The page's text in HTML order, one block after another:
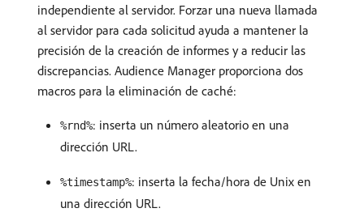
independiente al servidor. Forzar una nueva llamada
al servidor para cada solicitud ayuda a mantener la
precisión de la creación de informes y a reducir las
discrepancias. Audience Manager proporciona dos
macros para la eliminación de caché:
%rnd%: inserta un número aleatorio en una
dirección URL.
%timestamp%: inserta la fecha/hora de Unix en
una dirección URL.